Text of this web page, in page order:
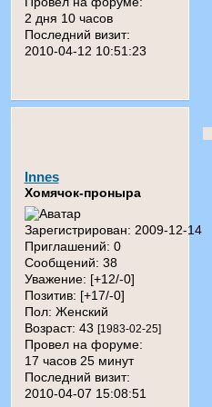
2 дня 10 часов
Последний визит:
2010-04-12 10:51:23
Innes
Хомячок-проныра
Зарегистрирован: 2009-12-14
Приглашений: 0
Сообщений: 38
Уважение: [+12/-0]
Позитив: [+17/-0]
Пол: Женский
Возраст: 43 [1983-02-25]
Провел на форуме:
17 часов 25 минут
Последний визит:
2010-04-07 15:08:51